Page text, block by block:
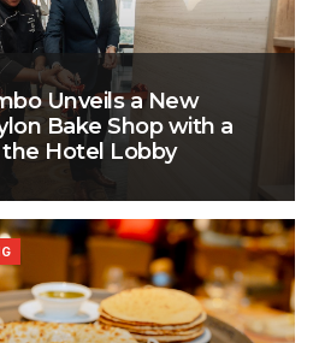
Unveils a New
Bake Shop with a
Hotel Lobby